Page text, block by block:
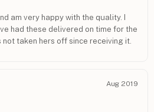
am very happy with the quality. I
had these delivered on time for the
taken hers off since receiving it.
Aug 2019